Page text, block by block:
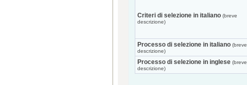
Criteri di selezione in italiano (breve
descrizione)
Processo di selezione in italiano (breve
descrizione)
Processo di selezione in inglese (breve
descrizione)